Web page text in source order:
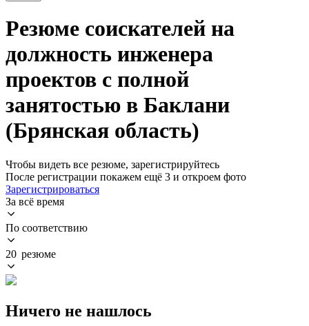
Резюме соискателей на
должность инженера
проектов с полной
занятостью в Баклани
(Брянская область)
Чтобы видеть все резюме, зарегистрируйтесь
После регистрации покажем ещё 3 и откроем фото
Зарегистрироваться
За всё время
По соответствию
20 резюме
Ничего не нашлось